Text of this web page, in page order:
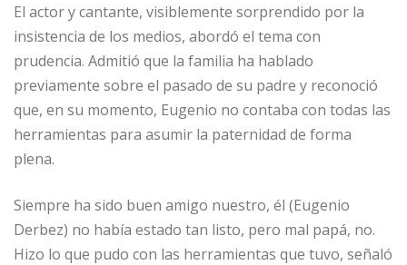
El actor y cantante, visiblemente sorprendido por la
insistencia de los medios, abordó el tema con
prudencia. Admitió que la familia ha hablado
previamente sobre el pasado de su padre y reconoció
que, en su momento, Eugenio no contaba con todas las
herramientas para asumir la paternidad de forma
plena.
Siempre ha sido buen amigo nuestro, él (Eugenio
Derbez) no había estado tan listo, pero mal papá, no.
Hizo lo que pudo con las herramientas que tuvo, señaló